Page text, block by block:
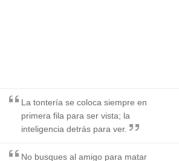
La tontería se coloca siempre en
primera fila para ser vista; la
inteligencia detrás para ver.
No busques al amigo para matar